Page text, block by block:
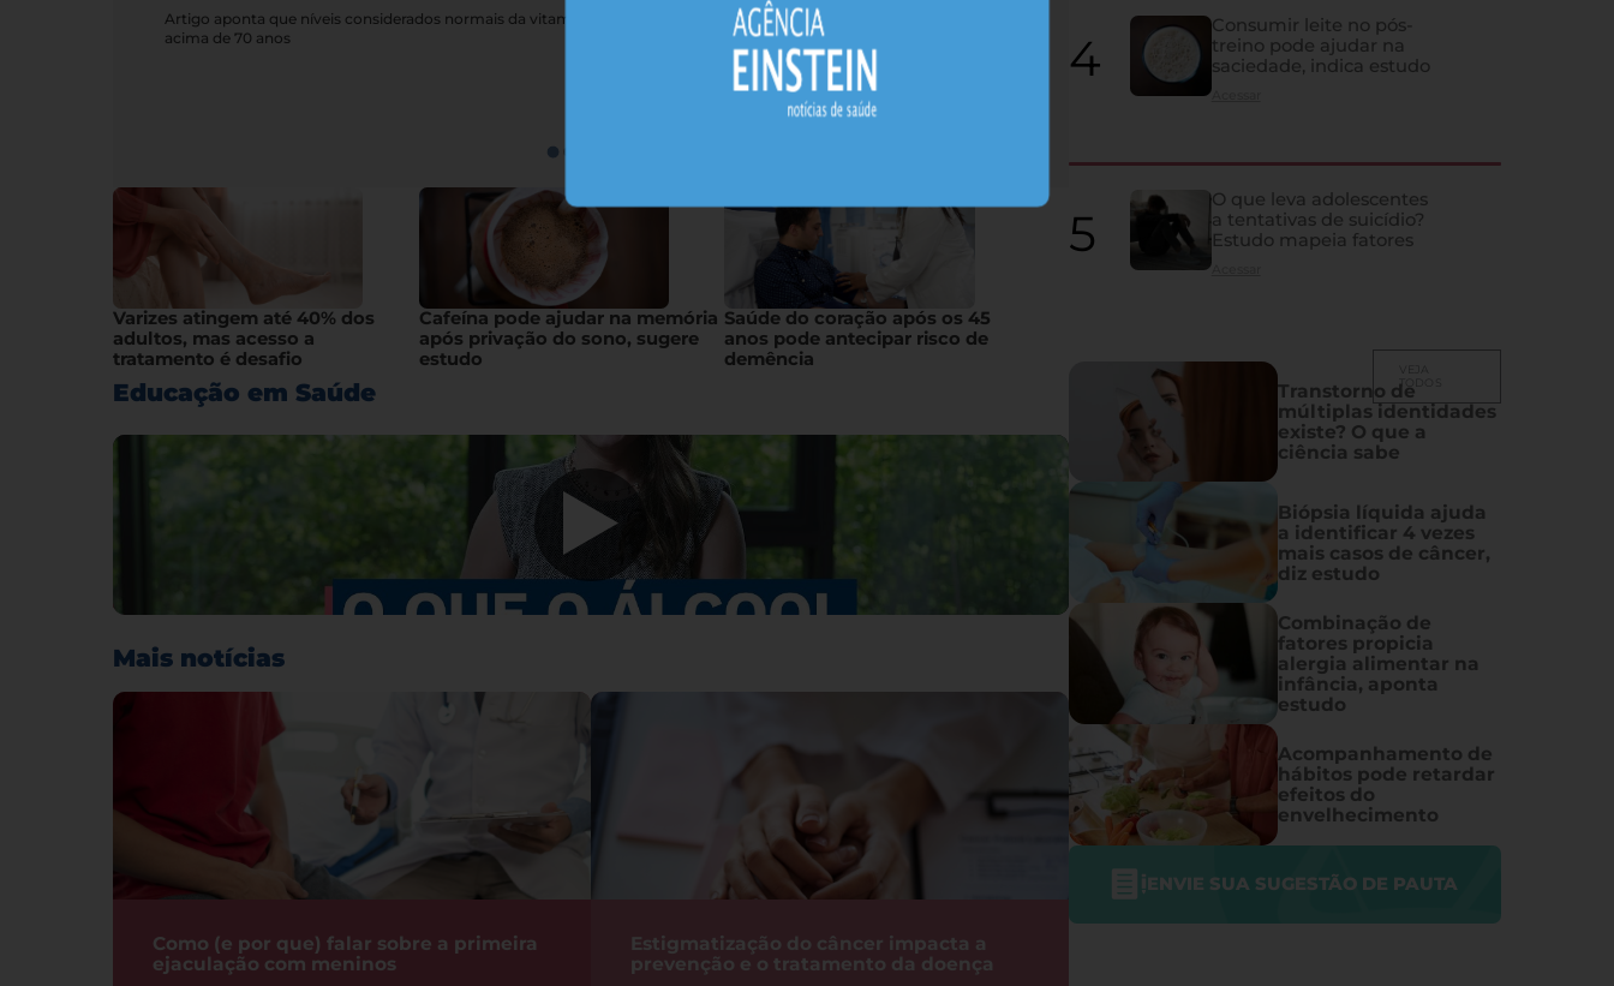
Artigo aponta que níveis considerados normais da vitamina podem esconder riscos neurológicos graves para pessoas
acima de 70 anos
Levantamento nos EUA revela que quase metade dos pacientes
diagnosticados em estágio inicial
Varizes atingem até 40% dos
adultos, mas acesso a
tratamento é desafio
Cafeína pode ajudar na memória
após privação do sono, sugere
estudo
Saúde do coração após os 45
anos pode antecipar risco de
demência
Educação em Saúde
Mais notícias
Como (e por que) falar sobre a primeira
ejaculação com meninos
Estigmatização do câncer impacta a
prevenção e o tratamento da doença
Consumir leite no pós-
treino pode ajudar na
saciedade, indica estudo
Acessar
O que leva adolescentes
a tentativas de suicídio?
Estudo mapeia fatores
Acessar
TODOS
Transtorno de
múltiplas identidades
existe? O que a
ciência sabe
Biópsia líquida ajuda
a identificar 4 vezes
mais casos de câncer,
diz estudo
Combinação de
fatores propicia
alergia alimentar na
infância, aponta
estudo
Acompanhamento de
hábitos pode retardar
efeitos do
envelhecimento
ENVIE SUA SUGESTÃO DE PAUTA